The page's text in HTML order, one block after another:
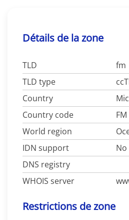
Détails de la zone
TLD
fm
TLD type
Country
Country code
FM
World region
IDN support
No
DNS registry
WHOIS server
Restrictions de zone